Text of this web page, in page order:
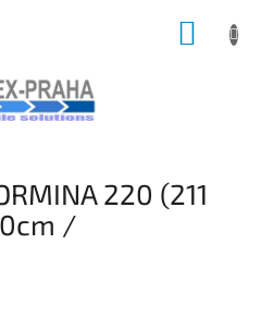
220 (211
/